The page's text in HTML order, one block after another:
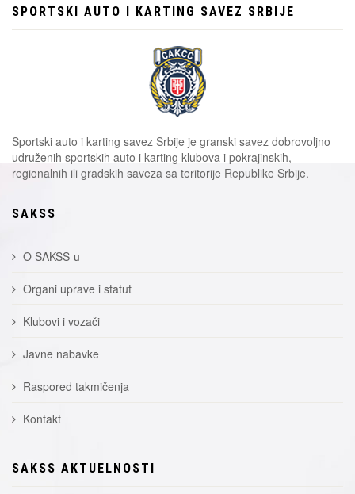
SPORTSKI AUTO I KARTING SAVEZ SRBIJE
Sportski auto i karting savez Srbije je granski savez dobrovoljno
udruženih sportskih auto i karting klubova i pokrajinskih,
regionalnih ili gradskih saveza sa teritorije Republike Srbije.
SAKSS
O SAKSS-u
Organi uprave i statut
Klubovi i vozači
Javne nabavke
Raspored takmičenja
Kontakt
SAKSS AKTUELNOSTI